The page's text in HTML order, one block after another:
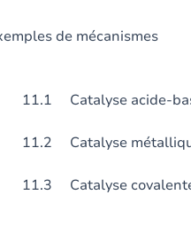
de mécanismes
acide-